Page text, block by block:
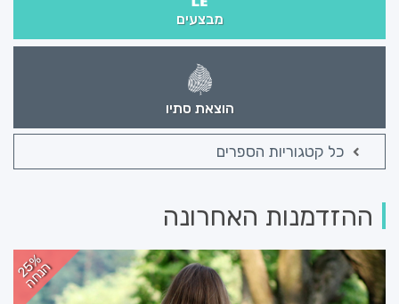
מבצעים
הוצאת סתיו
כל קטגוריות הספרים
ההזדמנות האחרונה
25%
הנחה